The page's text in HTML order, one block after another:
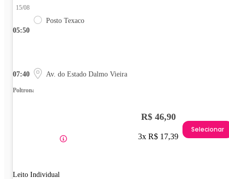
05:50
15/08
Posto Texaco
07:40 Av. do Estado Dalmo Vieira
Poltrona
Leito Individual
R$ 46,90
3x R$ 17,39
Selecionar